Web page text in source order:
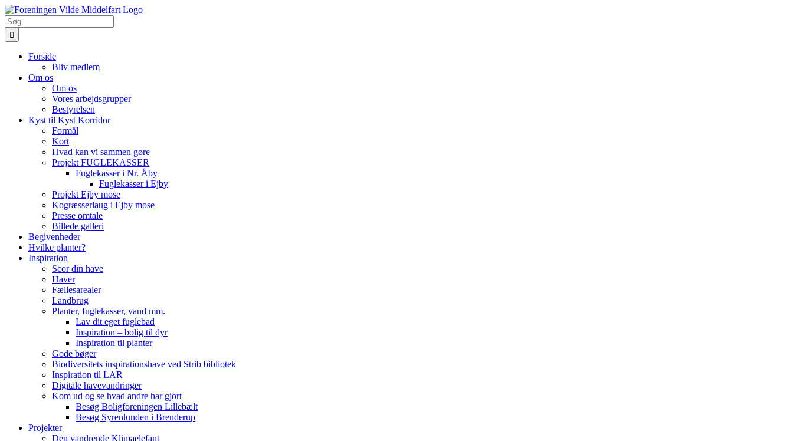
Skip
to
content
Søg
efter:
Forside
Bliv medlem
Om os
Om os
Vores arbejdsgrupper
Bestyrelsen
Kyst til Kyst Korridor
Formål
Kort
Hvad kan vi sammen gøre
Projekt FUGLEKASSER
Fuglekasser i Nr. Åby
Fuglekasser i Ejby
Projekt Ejby mose
Kogræsserlaug i Ejby mose
Presse omtale
Billede galleri
Begivenheder
Hvilke planter?
Inspiration
Scor din have
Haver
Fællesarealer
Landbrug
Planter, fuglekasser, vand mm.
Lav dit eget fuglebad
Inspiration – bolig til dyr
Inspiration til planter
Gode bøger
Biodiversitets inspirationshave ved Strib bibliotek
Inspiration til LAR
Digitale havevandringer
Kom ud og se hvad andre har gjort
Besøg Boligforeningen Lillebælt
Besøg Syrenlunden i Brenderup
Projekter
Den vandrende Klimaelefant